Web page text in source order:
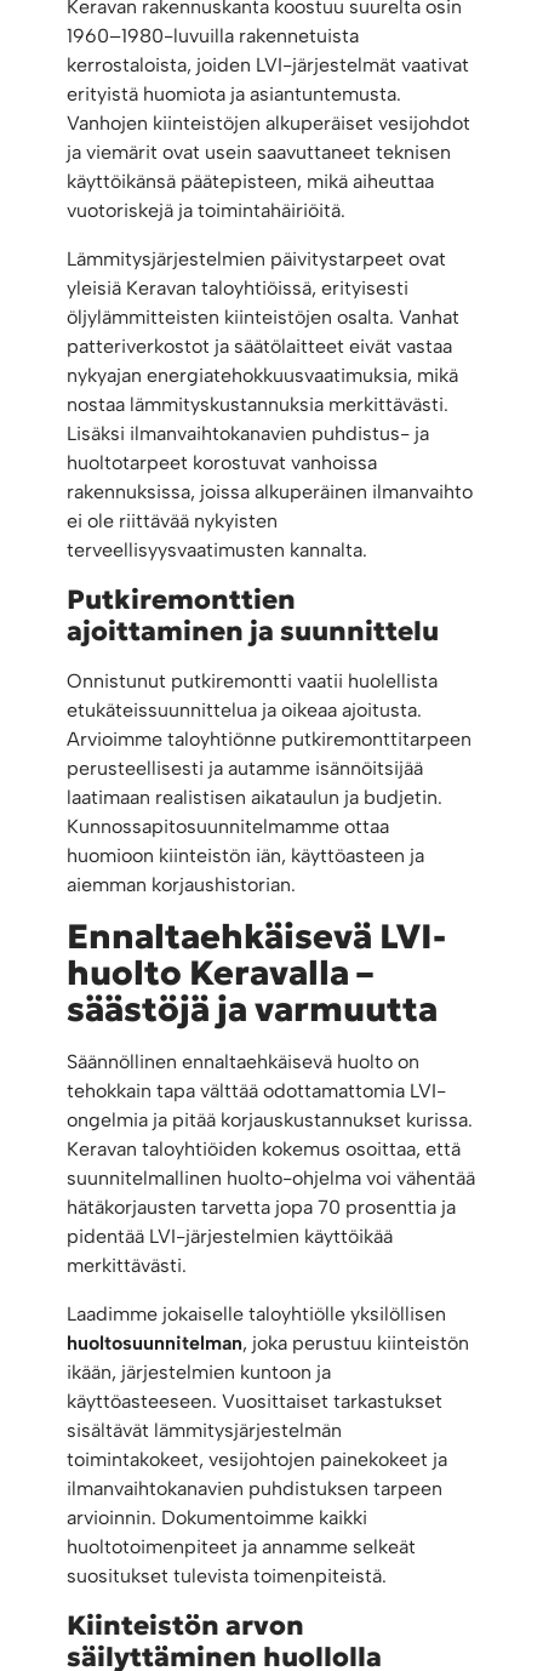
Keravan rakennuskanta koostuu suurelta osin
1960–1980-luvuilla rakennetuista
kerrostaloista, joiden LVI-järjestelmät vaativat
erityistä huomiota ja asiantuntemusta.
Vanhojen kiinteistöjen alkuperäiset vesijohdot
ja viemärit ovat usein saavuttaneet teknisen
käyttöikänsä päätepisteen, mikä aiheuttaa
vuotoriskejä ja toimintahäiriöitä.
Lämmitysjärjestelmien päivitystarpeet ovat
yleisiä Keravan taloyhtiöissä, erityisesti
öljylämmitteisten kiinteistöjen osalta. Vanhat
patteriverkostot ja säätölaitteet eivät vastaa
nykyajan energiatehokkuusvaatimuksia, mikä
nostaa lämmityskustannuksia merkittävästi.
Lisäksi ilmanvaihtokanavien puhdistus- ja
huoltotarpeet korostuvat vanhoissa
rakennuksissa, joissa alkuperäinen ilmanvaihto
ei ole riittävää nykyisten
terveellisyysvaatimusten kannalta.
Putkiremonttien
ajoittaminen ja suunnittelu
Onnistunut putkiremontti vaatii huolellista
etukäteissuunnittelua ja oikeaa ajoitusta.
Arvioimme taloyhtiönne putkiremonttitarpeen
perusteellisesti ja autamme isännöitsijää
laatimaan realistisen aikataulun ja budjetin.
Kunnossapitosuunnitelmamme ottaa
huomioon kiinteistön iän, käyttöasteen ja
aiemman korjaushistorian.
Ennaltaehkäisevä LVI-
huolto Keravalla –
säästöjä ja varmuutta
Säännöllinen ennaltaehkäisevä huolto on
tehokkain tapa välttää odottamattomia LVI-
ongelmia ja pitää korjauskustannukset kurissa.
Keravan taloyhtiöiden kokemus osoittaa, että
suunnitelmallinen huolto-ohjelma voi vähentää
hätäkorjausten tarvetta jopa 70 prosenttia ja
pidentää LVI-järjestelmien käyttöikää
merkittävästi.
Laadimme jokaiselle taloyhtiölle yksilöllisen
huoltosuunnitelman, joka perustuu kiinteistön
ikään, järjestelmien kuntoon ja
käyttöasteeseen. Vuosittaiset tarkastukset
sisältävät lämmitysjärjestelmän
toimintakokeet, vesijohtojen painekokeet ja
ilmanvaihtokanavien puhdistuksen tarpeen
arvioinnin. Dokumentoimme kaikki
huoltotoimenpiteet ja annamme selkeät
suositukset tulevista toimenpiteistä.
Kiinteistön arvon
säilyttäminen huollolla